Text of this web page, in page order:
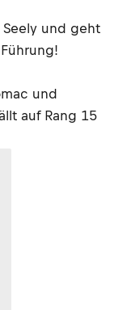
und geht
und
auf Rang 15